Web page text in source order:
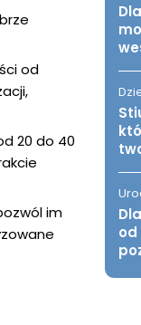
od
20 do 40
im